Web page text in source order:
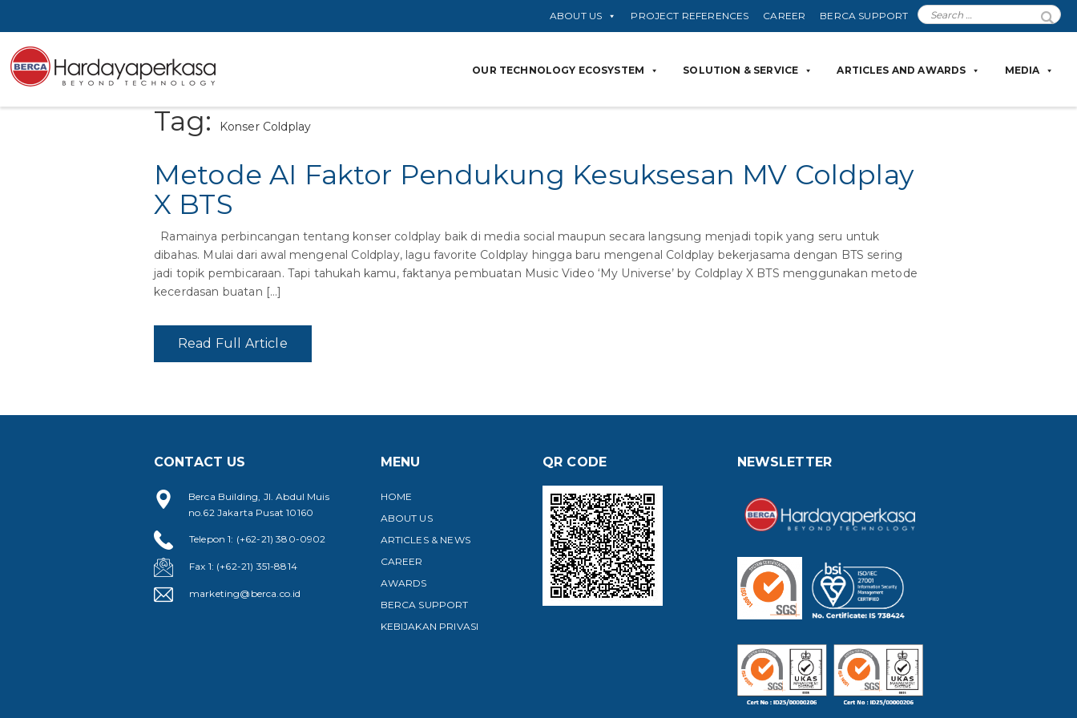
ABOUT US PROJECT REFERENCES CAREER BERCA SUPPORT
OUR TECHNOLOGY ECOSYSTEM SOLUTION & SERVICE ARTICLES AND AWARDS MEDIA
Tag: Konser Coldplay
Metode AI Faktor Pendukung Kesuksesan MV Coldplay
X BTS
Ramainya perbincangan tentang konser coldplay baik di media social maupun secara langsung menjadi topik yang seru untuk
dibahas. Mulai dari awal mengenal Coldplay, lagu favorite Coldplay hingga baru mengenal Coldplay bekerjasama dengan BTS sering
jadi topik pembicaraan. Tapi tahukah kamu, faktanya pembuatan Music Video ‘My Universe’ by Coldplay X BTS menggunakan metode
kecerdasan buatan […]
Read Full Article
CONTACT US
Berca Building, Jl. Abdul Muis
no.62 Jakarta Pusat 10160
Telepon 1: (+62-21) 380-0902
Fax 1: (+62-21) 351-8814
marketing@berca.co.id
MENU
HOME
ABOUT US
ARTICLES & NEWS
CAREER
AWARDS
BERCA SUPPORT
KEBIJAKAN PRIVASI
QR CODE NEWSLETTER